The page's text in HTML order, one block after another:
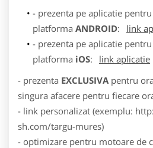
- prezenta pe aplicatie
platforma ANDROID:
link
- prezenta pe aplicatie
platforma iOS:
link aplicatie
- prezenta EXCLUSIVA pentru
singura afacere pentru fiecare
- link personalizat (exemplu:
sh.com/targu-mures)
- optimizare pentru motoare de